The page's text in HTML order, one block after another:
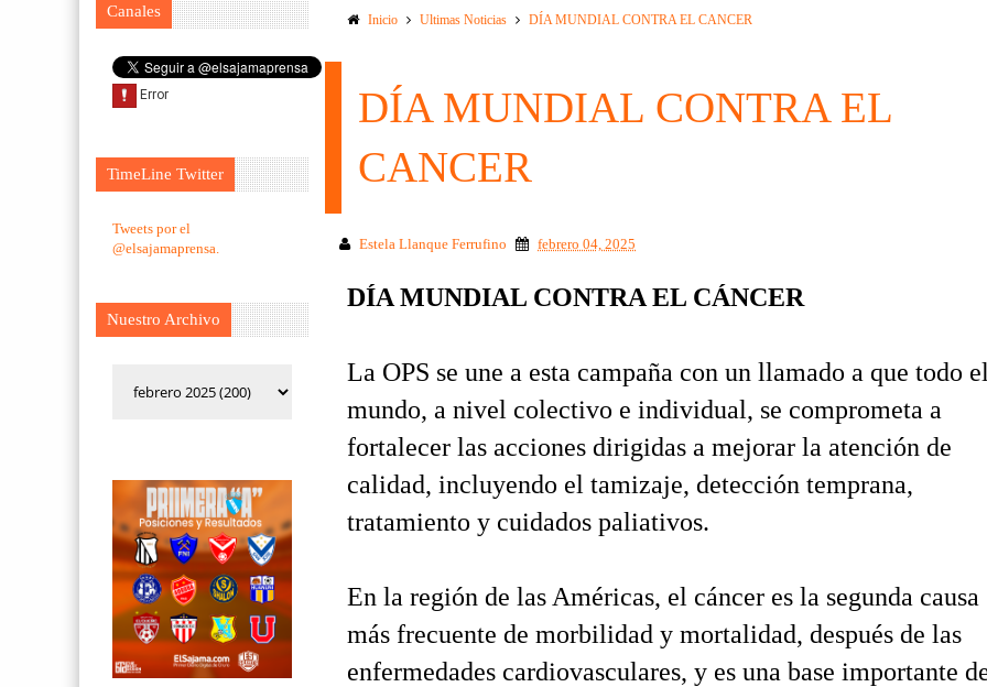
Canales
TimeLine Twitter
Tweets por el
@elsajamaprensa.
Nuestro Archivo
Inicio Ultimas Noticias DÍA MUNDIAL CONTRA EL CANCER
DÍA MUNDIAL CONTRA EL
CANCER
Estela Llanque Ferrufino febrero 04, 2025
DÍA MUNDIAL CONTRA EL CÁNCER
La OPS se une a esta campaña con un llamado a que todo
mundo, a nivel colectivo e individual, se comprometa a
fortalecer las acciones dirigidas a mejorar la atención de
calidad, incluyendo el tamizaje, detección temprana,
tratamiento y cuidados paliativos.
En la región de las Américas, el cáncer es la segunda causa
más frecuente de morbilidad y mortalidad, después de las
enfermedades cardiovasculares, y es una base importante